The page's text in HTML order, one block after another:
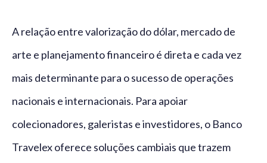
A relação entre valorização do dólar, mercado de
arte e planejamento financeiro é direta e cada vez
mais determinante para o sucesso de operações
nacionais e internacionais. Para apoiar
colecionadores, galeristas e investidores, o Banco
Travelex oferece soluções cambiais que trazem